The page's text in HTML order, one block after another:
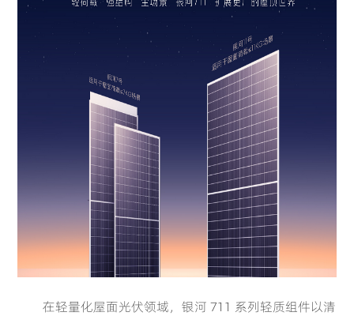
Global
English(Global)
在轻量化屋面光伏领域，银河 711 系列轻质组件以清